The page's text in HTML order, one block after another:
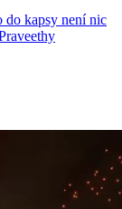
do kapsy není nic